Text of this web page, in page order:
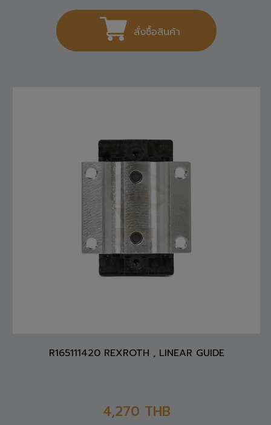
สั่งซื้อสินค้า
R165111420 REXROTH , LINEAR GUIDE
4,270 THB